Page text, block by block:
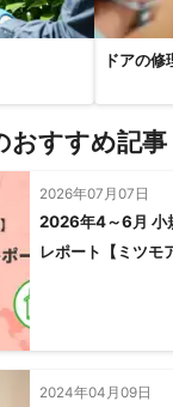
ドアの修
おすすめ記事
2026年07月07日
2026年4～6月 小
レポート【ミツモ
2024年04月09日